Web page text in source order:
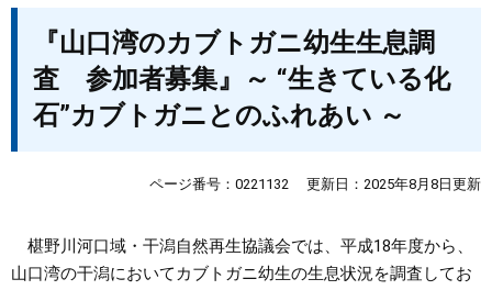
くらし・環境
健康・福祉
教育・文化・スポーツ
しごと・産業・観光
『山口湾のカブトガニ幼生生息調
査 参加者募集』～ “生きている化
石”カブトガニとのふれあい ～
ページ番号：0221132 更新日：2025年8月8日更新
椹野川河口域・干潟自然再生協議会では、平成18年度から、
山口湾の干潟においてカブトガニ幼生の生息状況を調査してお